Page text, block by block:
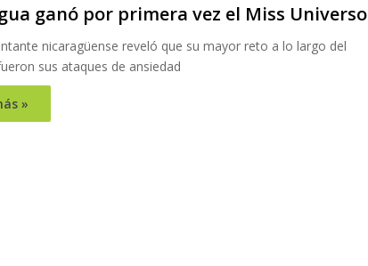
ganó por primera vez el Miss Universo
nicaragüense reveló que su mayor reto a lo largo del
sus ataques de ansiedad
»